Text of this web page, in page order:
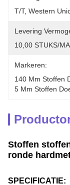
T/T, Western
Levering
10,00 STUKS/
Markeren:
140 Mm Stoffen
5 Mm Stoffen
Stoffen
ronde
SPECIFICATIE: